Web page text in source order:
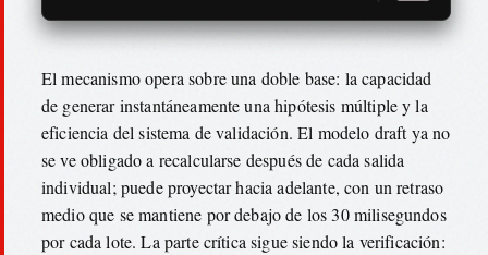
El mecanismo opera sobre una doble base: la capacidad
de generar instantáneamente una hipótesis múltiple y la
eficiencia del sistema de validación. El modelo draft ya no
se ve obligado a recalcularse después de cada salida
individual; puede proyectar hacia adelante, con un retraso
medio que se mantiene por debajo de los 30 milisegundos
por cada lote. La parte crítica sigue siendo la verificación: